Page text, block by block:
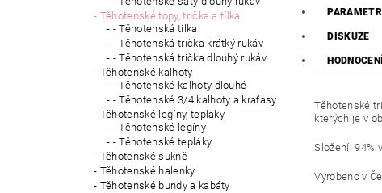
Těhotenské topy, trička a tílka
- Těhotenská tílka
- Těhotenská trička krátký rukáv
- Těhotenská trička dlouhý rukáv
Těhotenské kalhoty
- Těhotenské kalhoty dlouhé
- Těhotenské 3/4 kalhoty a kraťasy
Těhotenské legíny, tepláky
- Těhotenské legíny
- Těhotenské tepláky
Těhotenské sukně
Těhotenské halenky
Těhotenské bundy a kabáty
DISKUZE
HODNOCENÍ
Těhotenské
kterých je v
Složení: 94%
Vyrobeno v